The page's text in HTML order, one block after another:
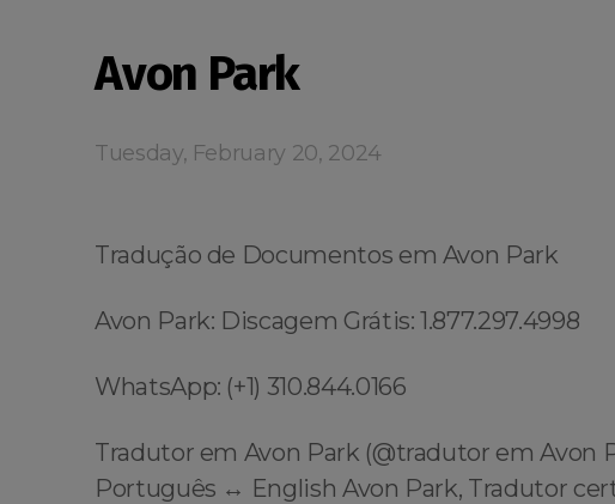
Avon Park
Tuesday, February 20, 2024
Tradução de Documentos em Avon Park
Avon Park: Discagem Grátis: 1.877.297.4998
WhatsApp: (+1) 310.844.0166
Tradutor em Avon Park (@tradutor em Avon
Português ↔️ English Avon Park, Tradutor